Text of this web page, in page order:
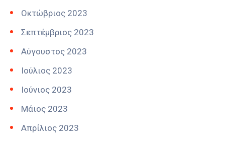
Οκτώβριος 2023
Σεπτέμβριος 2023
Αύγουστος 2023
Ιούλιος 2023
Ιούνιος 2023
Μάιος 2023
Απρίλιος 2023